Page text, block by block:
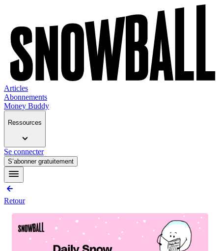
Articles
Abonnements
Money Buddy
Ressources
Se connecter
S’abonner gratuitement
Retour